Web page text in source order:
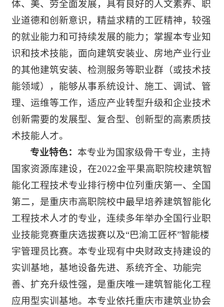
体、美、劳全面发展，具有良好的人文素养、职
业道德和创新意识，精益求精的工匠精神，较强
的就业能力和可持续发展的能力；掌握本专业知
识和技术技能，面向建筑安装业、房地产业行业
的其他建筑安装、检测服务等职业群（或技术技
能领域），能够从事系统设计、施工、调试、管
理、运维等工作，适应产业转型升级和企业技术
创新需要的发展型、复合型、创新型的高素质技
术技能人才。
专业特色： 本专业为国家级骨干专业，主持
国家资源库建设，在2022金平果高职院校建筑智
能化工程技术专业排行榜中位列重庆第一、全国
第二，是重庆市高职院校中最早培养建筑智能化
工程技术人才的专业，连续多年举办全国行业职
业技能竞赛重庆选拔赛以及“巴渝工匠杯”智能楼
宇管理员比赛。本专业现有中央财政支持建设的
实训基地，基地设备先进、系统齐全、功能完
善、扩充升级性强，是重庆唯一建筑智能化工程
应用型实训基地。本专业依托重庆市建筑业协会